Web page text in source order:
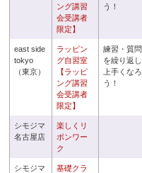
ング講習
会受講者
限定】
う！
east side
tokyo
（東京）
ラッピン
グ自習室
【ラッピ
ング講習
会受講者
限定】
練習・質問
を繰り返し
上手くなろ
う！
シモジマ
名古屋店
楽しくリ
ボンワー
ク
シモジマ
基礎クラ